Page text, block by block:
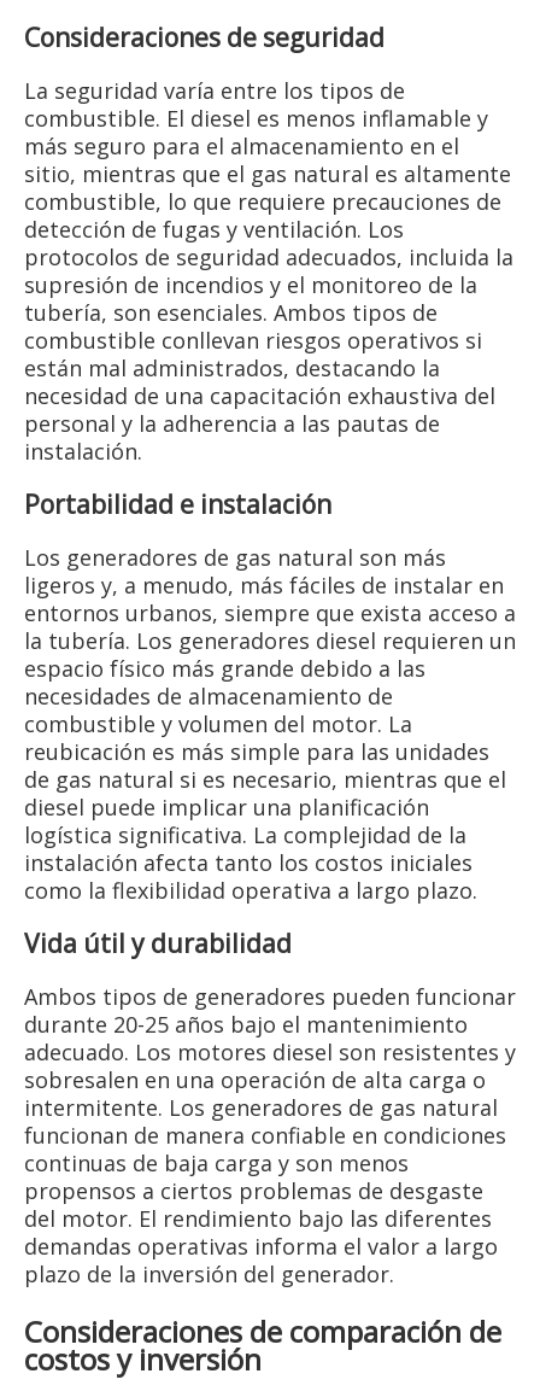
Consideraciones de seguridad
La seguridad varía entre los tipos de
combustible. El diesel es menos inflamable y
más seguro para el almacenamiento en el
sitio, mientras que el gas natural es altamente
combustible, lo que requiere precauciones de
detección de fugas y ventilación. Los
protocolos de seguridad adecuados, incluida la
supresión de incendios y el monitoreo de la
tubería, son esenciales. Ambos tipos de
combustible conllevan riesgos operativos si
están mal administrados, destacando la
necesidad de una capacitación exhaustiva del
personal y la adherencia a las pautas de
instalación.
Portabilidad e instalación
Los generadores de gas natural son más
ligeros y, a menudo, más fáciles de instalar en
entornos urbanos, siempre que exista acceso a
la tubería. Los generadores diesel requieren un
espacio físico más grande debido a las
necesidades de almacenamiento de
combustible y volumen del motor. La
reubicación es más simple para las unidades
de gas natural si es necesario, mientras que el
diesel puede implicar una planificación
logística significativa. La complejidad de la
instalación afecta tanto los costos iniciales
como la flexibilidad operativa a largo plazo.
Vida útil y durabilidad
Ambos tipos de generadores pueden funcionar
durante 20-25 años bajo el mantenimiento
adecuado. Los motores diesel son resistentes y
sobresalen en una operación de alta carga o
intermitente. Los generadores de gas natural
funcionan de manera confiable en condiciones
continuas de baja carga y son menos
propensos a ciertos problemas de desgaste
del motor. El rendimiento bajo las diferentes
demandas operativas informa el valor a largo
plazo de la inversión del generador.
Consideraciones de comparación de
costos y inversión